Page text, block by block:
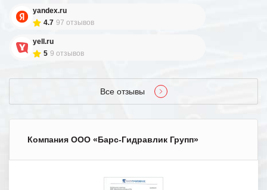
yandex.ru
4.7 97 отзывов
yell.ru
5 9 отзывов
Все отзывы
Компания ООО «Барс-Гидравлик Групп»